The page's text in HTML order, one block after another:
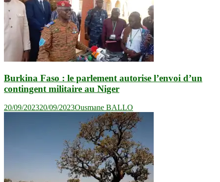
Burkina Faso : le parlement autorise l’envoi d’un
contingent militaire au Niger
20/09/202320/09/2023Ousmane BALLO